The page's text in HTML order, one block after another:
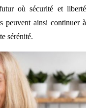
où sécurité et liberté
peuvent ainsi continuer à
sérénité.